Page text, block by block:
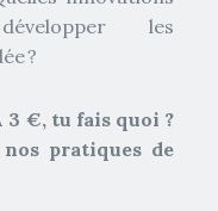
les
?
3 €, tu fais quoi ?
pratiques de